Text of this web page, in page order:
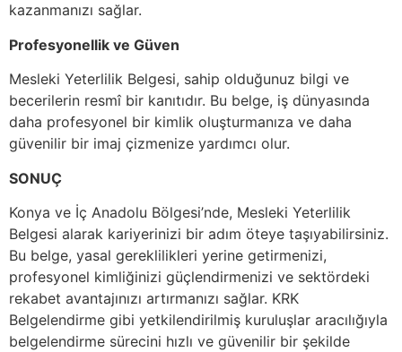
kazanmanızı sağlar.
Profesyonellik ve Güven
Mesleki Yeterlilik Belgesi, sahip olduğunuz bilgi ve
becerilerin resmî bir kanıtıdır. Bu belge, iş dünyasında
daha profesyonel bir kimlik oluşturmanıza ve daha
güvenilir bir imaj çizmenize yardımcı olur.
SONUÇ
Konya ve İç Anadolu Bölgesi’nde, Mesleki Yeterlilik
Belgesi alarak kariyerinizi bir adım öteye taşıyabilirsiniz.
Bu belge, yasal gereklilikleri yerine getirmenizi,
profesyonel kimliğinizi güçlendirmenizi ve sektördeki
rekabet avantajınızı artırmanızı sağlar. KRK
Belgelendirme gibi yetkilendirilmiş kuruluşlar aracılığıyla
belgelendirme sürecini hızlı ve güvenilir bir şekilde